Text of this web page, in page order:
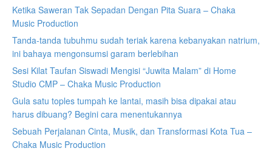
Ketika Saweran Tak Sepadan Dengan Pita Suara – Chaka
Music Production
Tanda-tanda tubuhmu sudah teriak karena kebanyakan natrium,
ini bahaya mengonsumsi garam berlebihan
Sesi Kilat Taufan Siswadi Mengisi “Juwita Malam” di Home
Studio CMP – Chaka Music Production
Gula satu toples tumpah ke lantai, masih bisa dipakai atau
harus dibuang? Begini cara menentukannya
Sebuah Perjalanan Cinta, Musik, dan Transformasi Kota Tua –
Chaka Music Production